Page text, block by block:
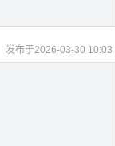
发布于2026-03-30 10:03